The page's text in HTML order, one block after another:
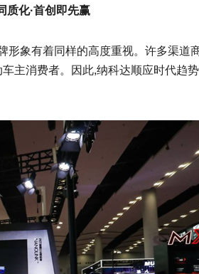
质化·首创即先赢
形象有着同样的高度重视。许多渠道
主消费者。因此,纳科达顺应时代趋